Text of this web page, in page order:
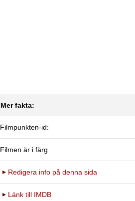
Mer fakta:
Filmpunkten-id:
Filmen är i färg
Redigera info på denna sida
Länk till IMDB